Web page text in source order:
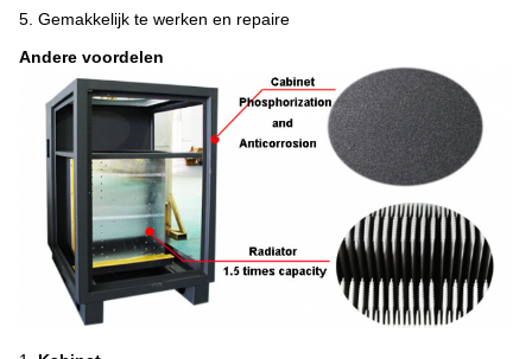
5. Gemakkelijk te werken en repaire
Andere voordelen